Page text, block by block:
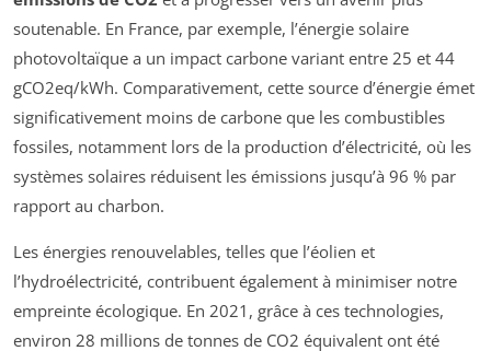
soutenable. En France, par exemple, l’énergie solaire
photovoltaïque a un impact carbone variant entre 25 et 44
gCO2eq/kWh. Comparativement, cette source d’énergie émet
significativement moins de carbone que les combustibles
fossiles, notamment lors de la production d’électricité, où les
systèmes solaires réduisent les émissions jusqu’à 96 % par
rapport au charbon.
Les énergies renouvelables, telles que l’éolien et
l’hydroélectricité, contribuent également à minimiser notre
empreinte écologique. En 2021, grâce à ces technologies,
environ 28 millions de tonnes de CO2 équivalent ont été